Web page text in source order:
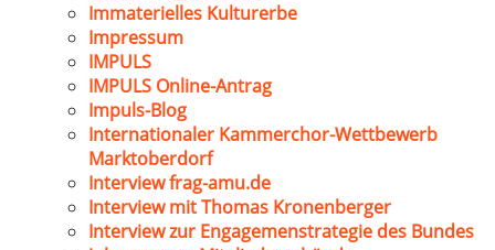
Immaterielles Kulturerbe
Impressum
IMPULS
IMPULS Online-Antrag
Impuls-Blog
Internationaler Kammerchor-Wettbewerb
Marktoberdorf
Interview frag-amu.de
Interview mit Thomas Kronenberger
Interview zur Engagemenstrategie des Bundes